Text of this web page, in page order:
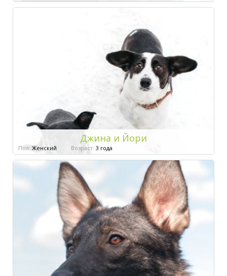
Джина и Йори
Пол: Женский Возраст: 3 года